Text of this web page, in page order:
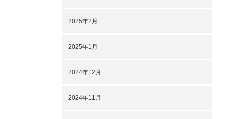
2025年2月
2025年1月
2024年12月
2024年11月